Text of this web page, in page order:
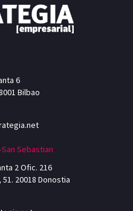
6
Bilbao
Sebastian
2 Ofic. 216
20018 Donostia